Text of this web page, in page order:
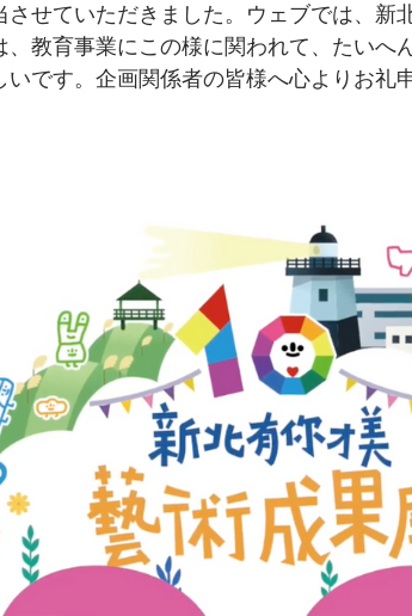
させていただきました。ウェブでは、新
、教育事業にこの様に関われて、たいへ
いです。企画関係者の皆様へ心よりお礼